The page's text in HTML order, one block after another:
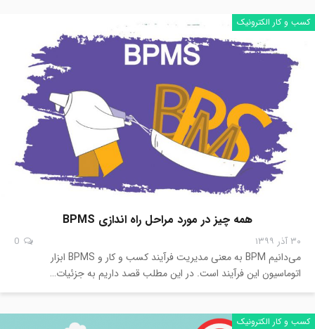
کسب و کار الکترونیک
همه چیز در مورد مراحل راه اندازی BPMS
۳۰ آذر ۱۳۹۹
می‌دانیم BPM به معنی مدیریت فرآیند کسب و کار و BPMS ابزار
اتوماسیون این فرآیند است. در این مطلب قصد داریم به جزئیات…
کسب و کار الکترونیک